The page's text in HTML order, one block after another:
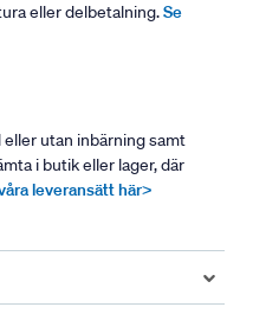
eller delbetalning.Se
utan inbärning samt
i butik eller lager, där
leveransätt här>